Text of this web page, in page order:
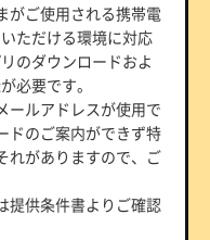
がご使用される携帯電
ただける環境に対応
のダウンロードおよ
必要です。
ールアドレスが使用で
ドのご案内ができず特
れがありますので、ご
提供条件書よりご確認